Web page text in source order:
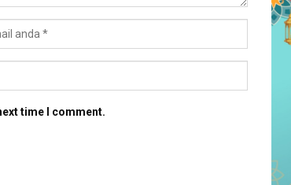
time I comment.